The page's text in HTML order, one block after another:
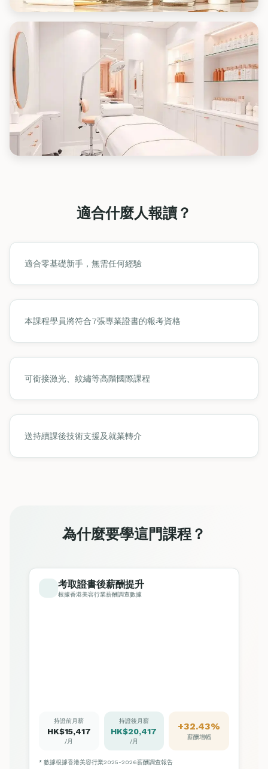
適合什麼人報讀？
適合零基礎新手，無需任何經驗
本課程學員將符合7張專業證書的報考資格
可銜接激光、紋繡等高階國際課程
送持續課後技術支援及就業轉介
為什麼要學這門課程？
考取證書後薪酬提升
根據香港美容行業薪酬調查數據
持證前月薪
HK$15,417
/月
持證後月薪
HK$20,417
/月
+32.43%
薪酬增幅
* 數據根據香港美容行業2025-2026薪酬調查報告